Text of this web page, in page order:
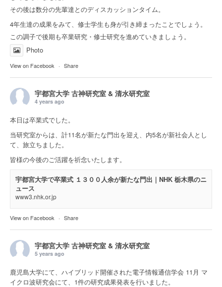
その後は数分の先輩達とのディスカッションタイム。
4年生達の成果をみて、修士学生も身が引き締まったことでしょう。
この調子で後期も卒業研究・修士研究を進めていきましょう。
Photo
View on Facebook · Share
宇都宮大学 古神研究室 & 清水研究室
4 years ago
本日は卒業式でした。
当研究室からは、計11名が新たな門出を迎え、内5名が新社会人とし
て、旅立ちました。
皆様の今後のご活躍を祈念いたします。
宇都宮大学で卒業式 １３００人余が新たな門出｜NHK 栃木県のニ
ュース
www3.nhk.or.jp
View on Facebook · Share
宇都宮大学 古神研究室 & 清水研究室
5 years ago
鹿児島大学にて、ハイブリッド開催された電子情報通信学会 11月 マ
イクロ波研究会にて、1件の研究成果発表を行いました。